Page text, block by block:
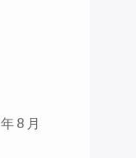
8 月